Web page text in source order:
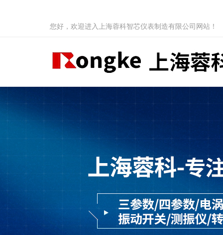
您好，欢迎进入上海蓉科智芯仪表制造有限公司网站！